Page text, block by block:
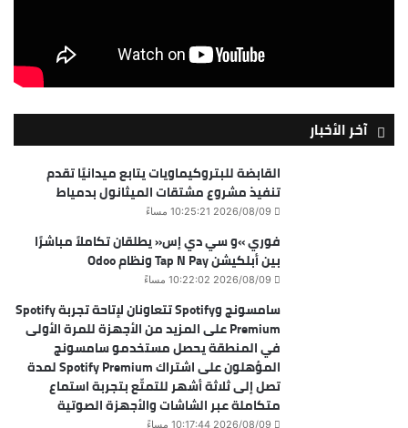
آخر الأخبار
القابضة للبتروكيماويات يتابع ميدانيًا تقدم
تنفيذ مشروع مشتقات الميثانول بدمياط
2026/08/09 10:25:21 مساءً
فوري »و سي دي إس« يطلقان تكاملاً مباشرًا
بين أبلكيشن Tap N Pay ونظام Odoo
2026/08/09 10:22:02 مساءً
سامسونج وSpotify تتعاونان لإتاحة تجربة Spotify
Premium على المزيد من الأجهزة للمرة الأولى
في المنطقة يحصل مستخدمو سامسونج
المؤهلون على اشتراك Spotify Premium لمدة
تصل إلى ثلاثة أشهر للتمتّع بتجربة استماع
متكاملة عبر الشاشات والأجهزة الصوتية
2026/08/09 10:17:44 مساءً